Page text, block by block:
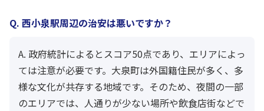
Q. 西小泉駅周辺の治安は悪いですか？
A. 政府統計によるとスコア50点であり、エリアによっ
ては注意が必要です。大泉町は外国籍住民が多く、多
様な文化が共存する地域です。そのため、夜間の一部
のエリアでは、人通りが少ない場所や飲食店街などで